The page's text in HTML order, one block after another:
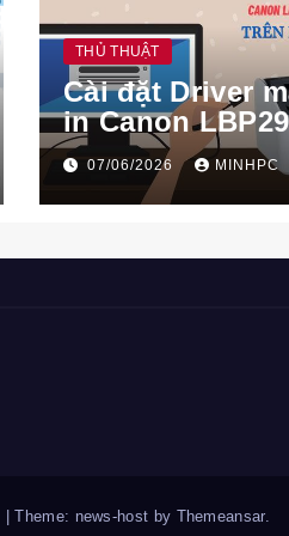
THỦ THUẬT
Cài đặt Driver
in Canon
trên Linux
07/06/2026 MINHPC
|Theme: news-host by Themeansar.